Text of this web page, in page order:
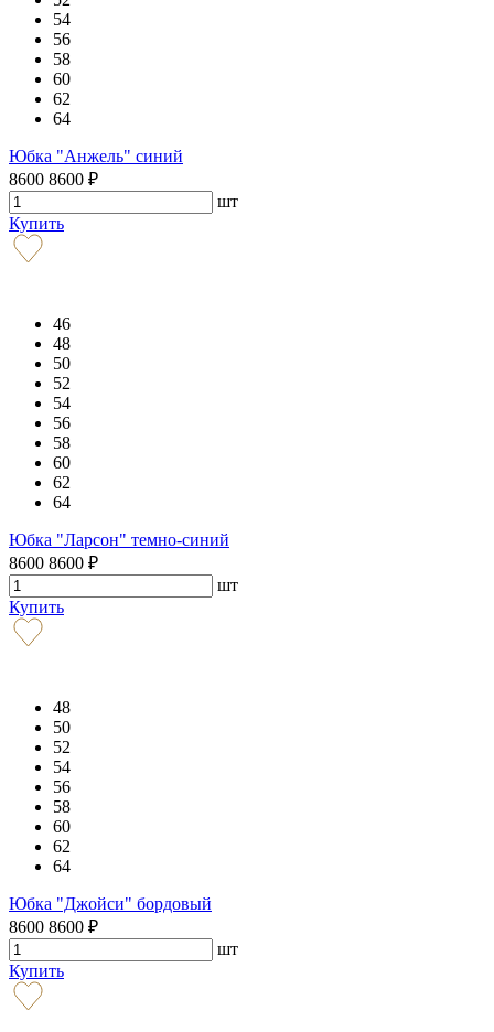
54
56
58
60
62
64
Юбка "Анжель" синий
8600 8600 ₽
шт
Купить
46
48
50
52
54
56
58
60
62
64
Юбка "Ларсон" темно-синий
8600 8600 ₽
шт
Купить
48
50
52
54
56
58
60
62
64
Юбка "Джойси" бордовый
8600 8600 ₽
шт
Купить